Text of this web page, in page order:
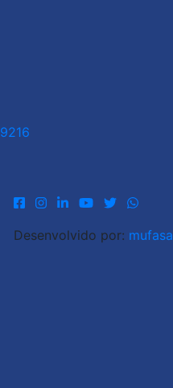
Desenvolvido por: mufasa